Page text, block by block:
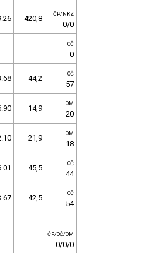
420,8 ČP/NKZ
0/0
OČ
0
44,2 OČ
57
14,9 OM
20
21,9 OM
18
45,5 OČ
44
42,5 OČ
54
ČP/OČ/OM
0/0/0